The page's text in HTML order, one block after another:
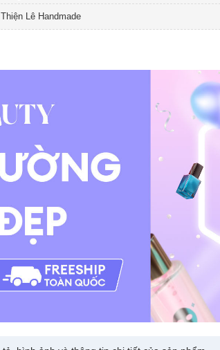
Thiện Lê Handmade